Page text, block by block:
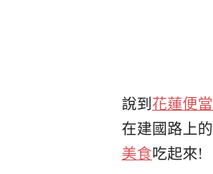
說到 花蓮便當
在建國路上的
美食吃起來!